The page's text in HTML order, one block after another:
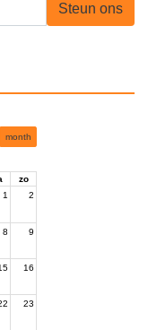
Steun ons
month
zo
1 2
8 9
16
23